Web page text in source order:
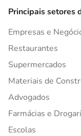
Principais setores
Empresas e
Restaurantes
Supermercados
Materiais de
Advogados
Farmácias e
Escolas